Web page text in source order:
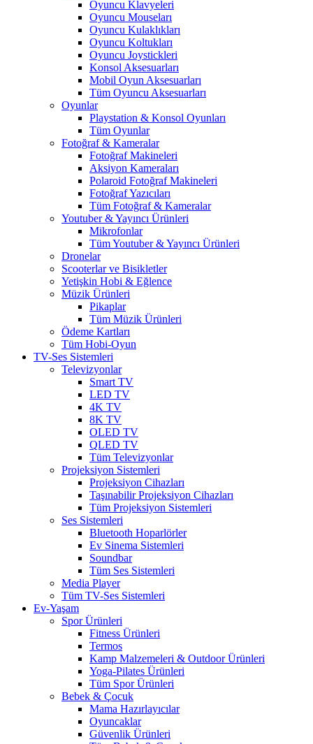
Oyuncu Klavyeleri
Oyuncu Mouseları
Oyuncu Kulaklıkları
Oyuncu Koltukları
Oyuncu Joystickleri
Konsol Aksesuarları
Mobil Oyun Aksesuarları
Tüm Oyuncu Aksesuarları
Oyunlar
Playstation & Konsol Oyunları
Tüm Oyunlar
Fotoğraf & Kameralar
Fotoğraf Makineleri
Aksiyon Kameraları
Polaroid Fotoğraf Makineleri
Fotoğraf Yazıcıları
Tüm Fotoğraf & Kameralar
Youtuber & Yayıncı Ürünleri
Mikrofonlar
Tüm Youtuber & Yayıncı Ürünleri
Dronelar
Scooterlar ve Bisikletler
Yetişkin Hobi & Eğlence
Müzik Ürünleri
Pikaplar
Tüm Müzik Ürünleri
Ödeme Kartları
Tüm Hobi-Oyun
TV-Ses Sistemleri
Televizyonlar
Smart TV
LED TV
4K TV
8K TV
OLED TV
QLED TV
Tüm Televizyonlar
Projeksiyon Sistemleri
Projeksiyon Cihazları
Taşınabilir Projeksiyon Cihazları
Tüm Projeksiyon Sistemleri
Ses Sistemleri
Bluetooth Hoparlörler
Ev Sinema Sistemleri
Soundbar
Tüm Ses Sistemleri
Media Player
Tüm TV-Ses Sistemleri
Ev-Yaşam
Spor Ürünleri
Fitness Ürünleri
Termos
Kamp Malzemeleri & Outdoor Ürünleri
Yoga-Pilates Ürünleri
Tüm Spor Ürünleri
Bebek & Çocuk
Mama Hazırlayıcılar
Oyuncaklar
Güvenlik Ürünleri